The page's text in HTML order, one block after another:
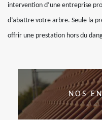
intervention d’une entreprise
d’abattre votre arbre. Seule la
offrir une prestation hors du
NOS